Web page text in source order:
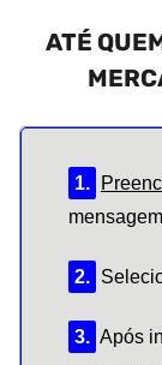
ATÉ
1.
2.
3. Após